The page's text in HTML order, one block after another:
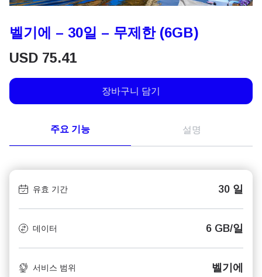
벨기에 – 30일 – 무제한 (6GB)
USD 75.41
장바구니 담기
주요 기능 설명
유효 기간 30 일
데이터 6 GB/일
서비스 범위 벨기에